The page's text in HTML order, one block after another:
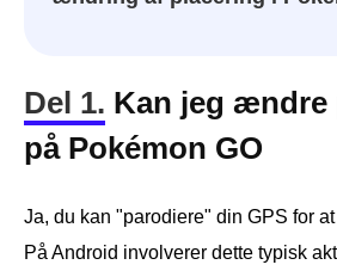
Del 1. Kan jeg ændre
på Pokémon GO
Ja, du kan "parodiere" din GPS for
På Android involverer dette typisk